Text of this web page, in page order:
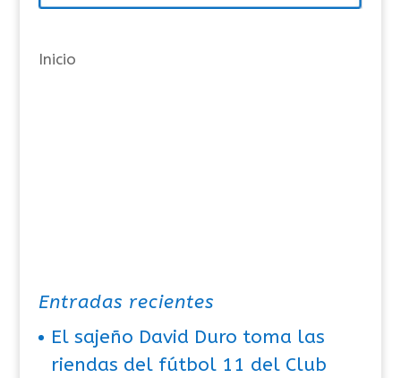
í
s
Inicio
Entradas recientes
El sajeño David Duro toma las
riendas del fútbol 11 del Club